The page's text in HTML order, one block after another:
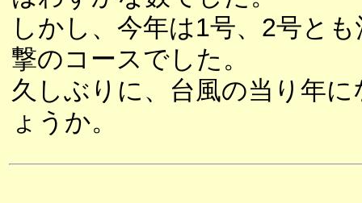
しかし、今年は1号、2号と
撃のコースでした。
久しぶりに、台風の当り年
ょうか。